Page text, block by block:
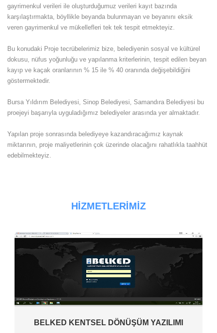
gayrimenkul verileri ile oluşturduğumuz verileri kayıt bazında
karşılaştırmakta, böyllikle beyanda bulunmayan ve beyanını eksik
veren gayrimenkul ve mükellefleri tek tek tespit etmekteyiz.
Bu konudaki Proje tecrübelerimiz bize, belediyenin sosyal ve kültürel
dokusu, nüfus yoğunluğu ve yapılanma kriterlerinin, tespit edilen beyan
kayıp ve kaçak oranlarının % 15 ile % 40 oranında değişebildiğini
göstermektedir.
Bursa Yıldırım Belediyesi, Sinop Belediyesi, Samandıra Belediyesi bu
proejeyi başarıyla uyguladığımız belediyeler arasında yer almaktadır.
Yapılan proje sonrasında belediyeye kazandıracağımız kaynak
miktarının, proje maliyetlerinin çok üzerinde olacağını rahatlıkla taahhüt
edebilmekteyiz.
HIZMETLERIMIZ
BELKED KENTSEL DÖNÜŞÜM YAZILIMI